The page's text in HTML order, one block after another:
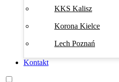
KKS Kalisz
Korona Kielce
Lech Poznań
Kontakt